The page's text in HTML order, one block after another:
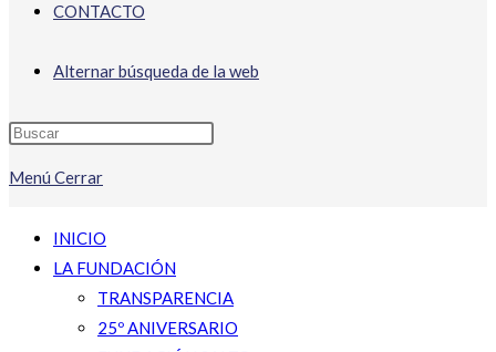
CONTACTO
Alternar búsqueda de la web
Menú Cerrar
INICIO
LA FUNDACIÓN
TRANSPARENCIA
25º ANIVERSARIO